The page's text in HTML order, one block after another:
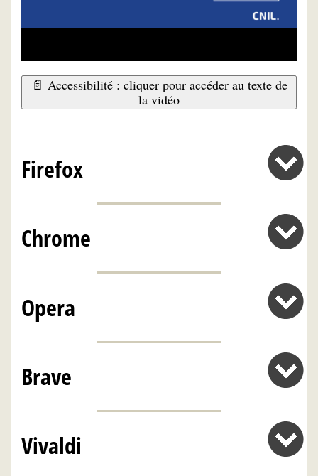
📄 Accessibilité : cliquer pour accéder au texte de
la vidéo
Firefox
Chrome
Opera
Brave
Vivaldi